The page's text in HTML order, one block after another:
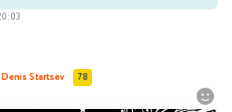
Denis Startsev 78